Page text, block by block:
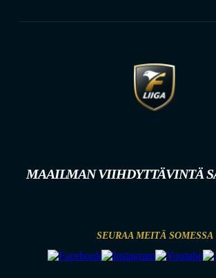
MAAILMAN VIIHDYTTÄVINTÄ
SEURAA MEITÄ SOMESSA